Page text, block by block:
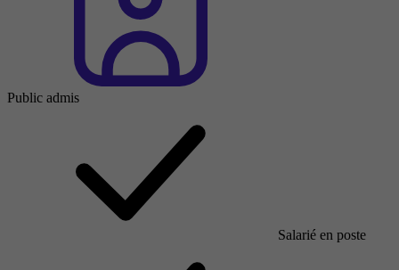
Public admis
Salarié en poste